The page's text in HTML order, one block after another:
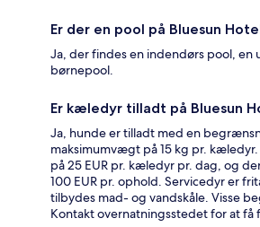
Er der en pool på Bluesun
Ja, der findes en indendørs pool, en
børnepool.
Er kæledyr tilladt på Bluesun
Ja, hunde er tilladt med en
maksimumvægt på 15 kg pr.
på 25 EUR pr. kæledyr pr. dag, og
100 EUR pr. ophold. Servicedyr er
tilbydes mad- og vandskåle. Visse
Kontakt overnatningsstedet for at få